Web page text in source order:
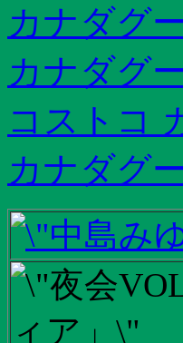
カナダグ
カナダグ
コストコ
カナダグ